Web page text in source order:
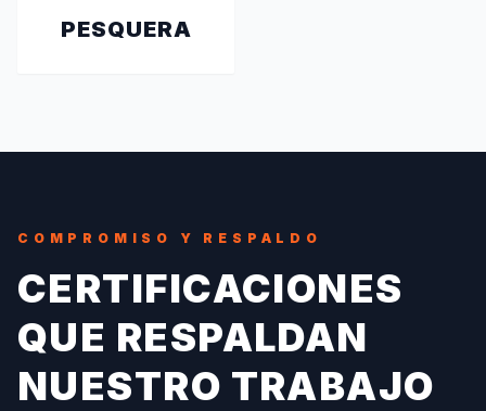
PESQUERA
COMPROMISO Y RESPALDO
CERTIFICACIONES
QUE RESPALDAN
NUESTRO TRABAJO